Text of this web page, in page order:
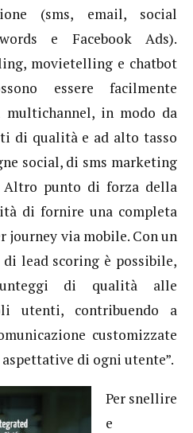
(sms, email, social
e Facebook Ads).
movietelling e chatbot
essere facilmente
in modo da
di qualità e ad alto tasso
social, di sms marketing
punto di forza della
di fornire una completa
journey via mobile. Con un
lead scoring è possibile,
di qualità alle
utenti, contribuendo a
customizzate
di ogni utente”.
Per snellire
e